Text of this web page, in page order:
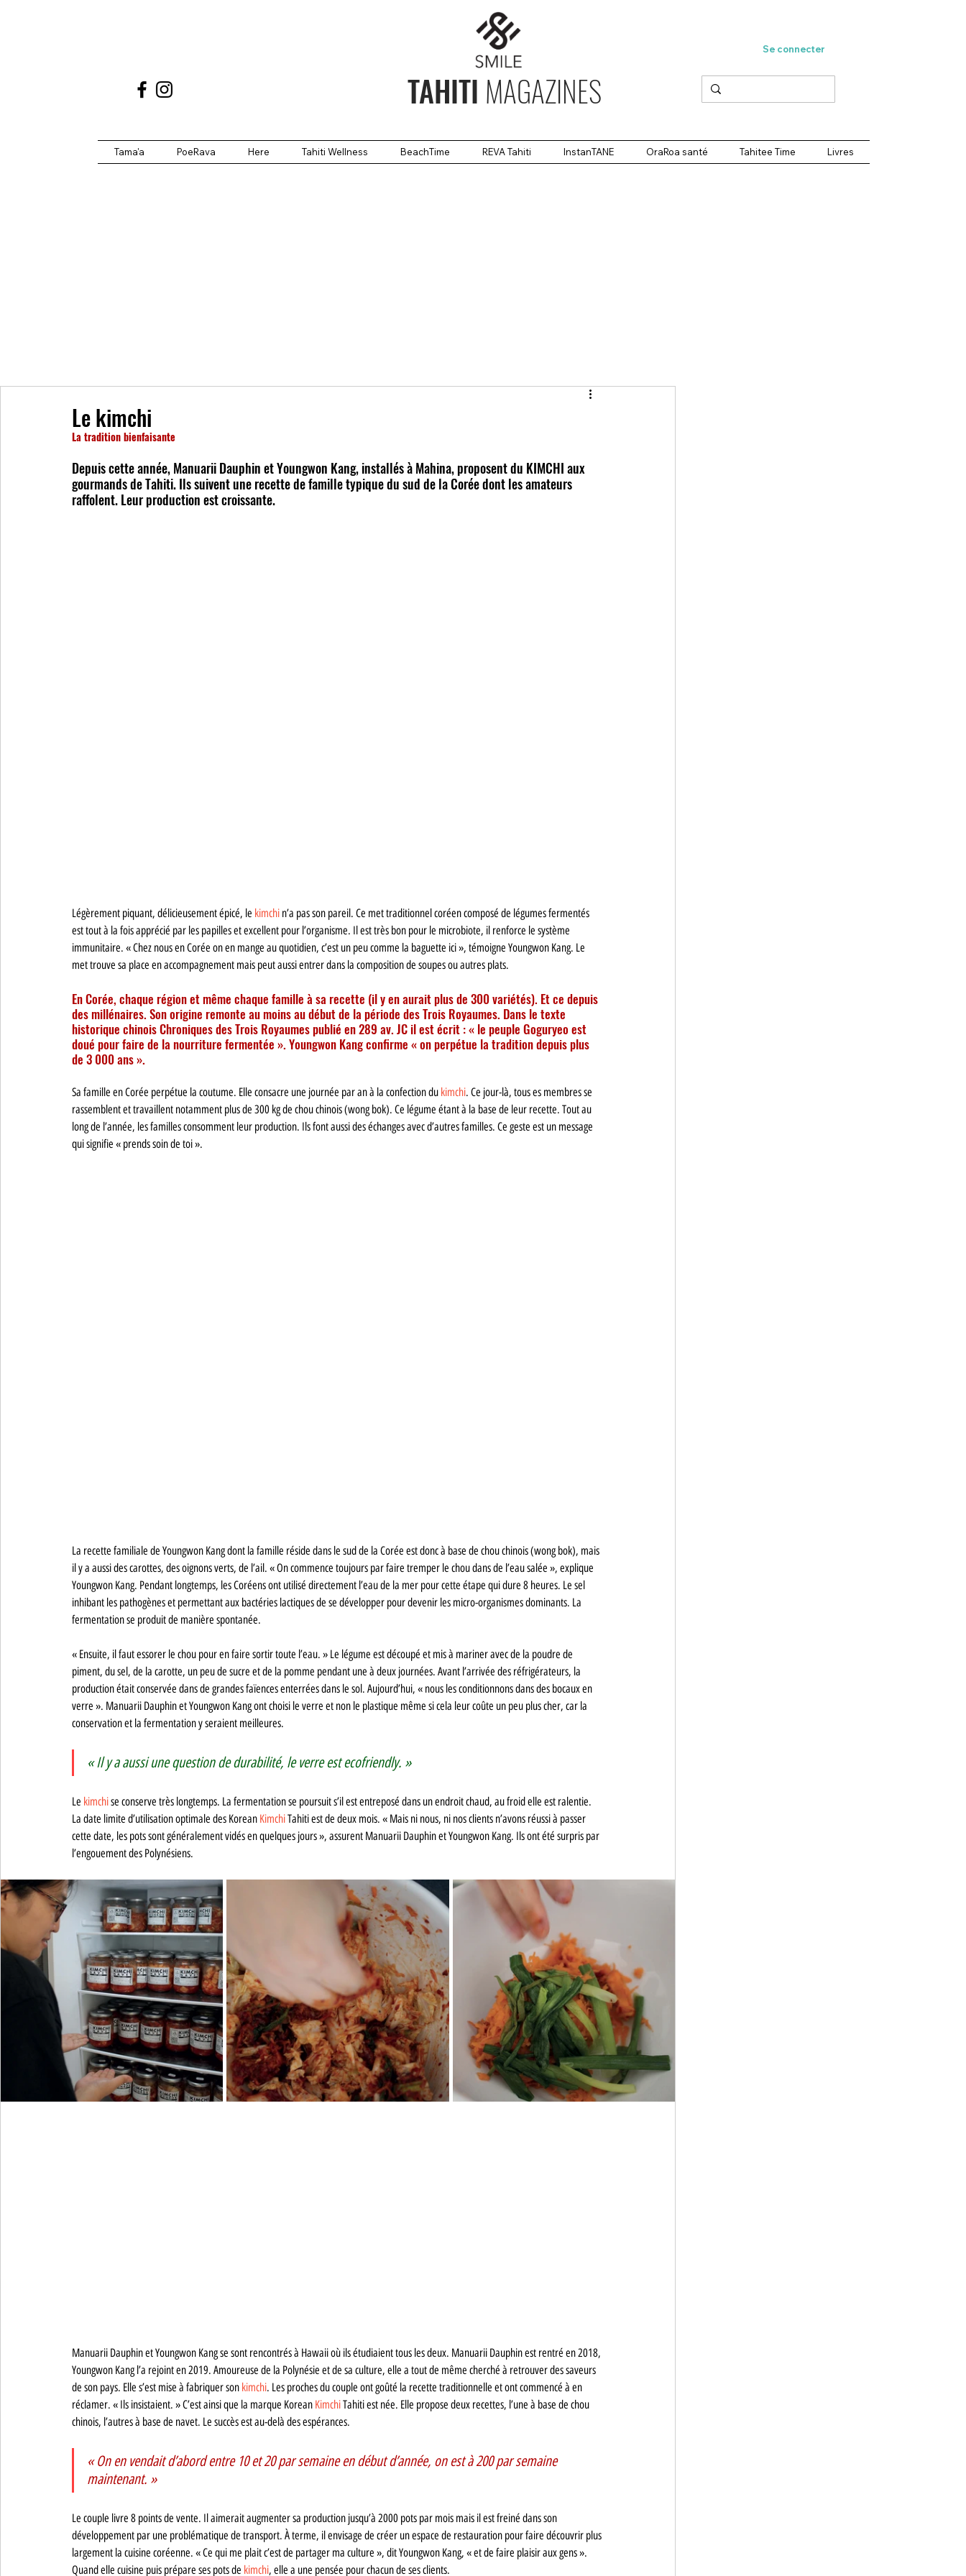
TAHITI MAGAZINES
Se connecter
Tama'a PoeRava Here Tahiti Wellness BeachTime REVA Tahiti InstanTANE OraRoa santé Tahitee Time Livres
Le kimchi
La tradition bienfaisante
Depuis cette année, Manuarii Dauphin et Youngwon Kang, installés à Mahina, proposent du KIMCHI aux
gourmands de Tahiti. Ils suivent une recette de famille typique du sud de la Corée dont les amateurs
raffolent. Leur production est croissante.
Légèrement piquant, délicieusement épicé, le kimchi n’a pas son pareil. Ce met traditionnel coréen composé de légumes fermentés
est tout à la fois apprécié par les papilles et excellent pour l’organisme. Il est très bon pour le microbiote, il renforce le système
immunitaire. « Chez nous en Corée on en mange au quotidien, c’est un peu comme la baguette ici », témoigne Youngwon Kang. Le
met trouve sa place en accompagnement mais peut aussi entrer dans la composition de soupes ou autres plats.
En Corée, chaque région et même chaque famille à sa recette (il y en aurait plus de 300 variétés). Et ce depuis
des millénaires. Son origine remonte au moins au début de la période des Trois Royaumes. Dans le texte
historique chinois Chroniques des Trois Royaumes publié en 289 av. JC il est écrit : « le peuple Goguryeo est
doué pour faire de la nourriture fermentée ». Youngwon Kang confirme « on perpétue la tradition depuis plus
de 3 000 ans ».
Sa famille en Corée perpétue la coutume. Elle consacre une journée par an à la confection du kimchi. Ce jour-là, tous es membres se
rassemblent et travaillent notamment plus de 300 kg de chou chinois (wong bok). Ce légume étant à la base de leur recette. Tout au
long de l’année, les familles consomment leur production. Ils font aussi des échanges avec d’autres familles. Ce geste est un message
qui signifie « prends soin de toi ».
La recette familiale de Youngwon Kang dont la famille réside dans le sud de la Corée est donc à base de chou chinois (wong bok), mais
il y a aussi des carottes, des oignons verts, de l’ail. « On commence toujours par faire tremper le chou dans de l’eau salée », explique
Youngwon Kang. Pendant longtemps, les Coréens ont utilisé directement l’eau de la mer pour cette étape qui dure 8 heures. Le sel
inhibant les pathogènes et permettant aux bactéries lactiques de se développer pour devenir les micro-organismes dominants. La
fermentation se produit de manière spontanée.
« Ensuite, il faut essorer le chou pour en faire sortir toute l’eau. » Le légume est découpé et mis à mariner avec de la poudre de
piment, du sel, de la carotte, un peu de sucre et de la pomme pendant une à deux journées. Avant l’arrivée des réfrigérateurs, la
production était conservée dans de grandes faïences enterrées dans le sol. Aujourd’hui, « nous les conditionnons dans des bocaux en
verre ». Manuarii Dauphin et Youngwon Kang ont choisi le verre et non le plastique même si cela leur coûte un peu plus cher, car la
conservation et la fermentation y seraient meilleures.
« Il y a aussi une question de durabilité, le verre est ecofriendly. »
Le kimchi se conserve très longtemps. La fermentation se poursuit s’il est entreposé dans un endroit chaud, au froid elle est ralentie.
La date limite d’utilisation optimale des Korean Kimchi Tahiti est de deux mois. « Mais ni nous, ni nos clients n’avons réussi à passer
cette date, les pots sont généralement vidés en quelques jours », assurent Manuarii Dauphin et Youngwon Kang. Ils ont été surpris par
l’engouement des Polynésiens.
Manuarii Dauphin et Youngwon Kang se sont rencontrés à Hawaii où ils étudiaient tous les deux. Manuarii Dauphin est rentré en 2018,
Youngwon Kang l’a rejoint en 2019. Amoureuse de la Polynésie et de sa culture, elle a tout de même cherché à retrouver des saveurs
de son pays. Elle s’est mise à fabriquer son kimchi. Les proches du couple ont goûté la recette traditionnelle et ont commencé à en
réclamer. « Ils insistaient. » C’est ainsi que la marque Korean Kimchi Tahiti est née. Elle propose deux recettes, l’une à base de chou
chinois, l’autres à base de navet. Le succès est au-delà des espérances.
« On en vendait d’abord entre 10 et 20 par semaine en début d’année, on est à 200 par semaine
maintenant. »
Le couple livre 8 points de vente. Il aimerait augmenter sa production jusqu’à 2000 pots par mois mais il est freiné dans son
développement par une problématique de transport. À terme, il envisage de créer un espace de restauration pour faire découvrir plus
largement la cuisine coréenne. « Ce qui me plait c’est de partager ma culture », dit Youngwon Kang, « et de faire plaisir aux gens ».
Quand elle cuisine puis prépare ses pots de kimchi, elle a une pensée pour chacun de ses clients.